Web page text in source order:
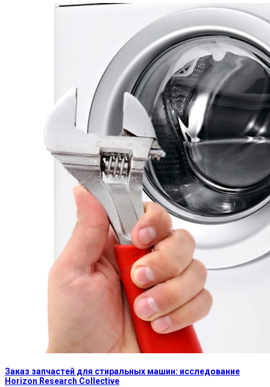
Заказ запчастей для стиральных машин: исследование
Horizon Research Collective